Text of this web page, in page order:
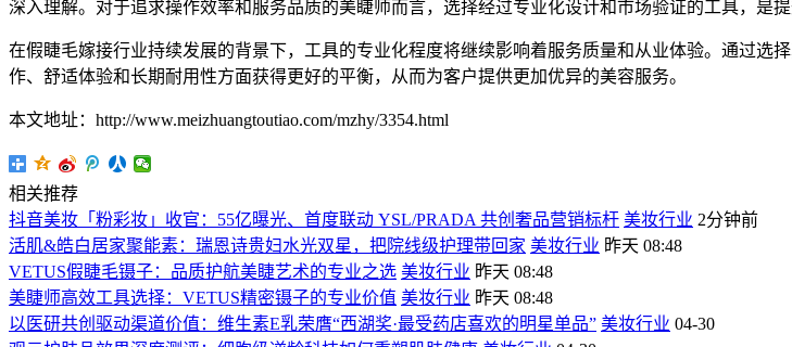
深入理解。对于追求操作效率和服务品质的美睫师而言，选择经过专业化设计和市场验证的工具，是提
在假睫毛嫁接行业持续发展的背景下，工具的专业化程度将继续影响着服务质量和从业体验。通过选
作、舒适体验和长期耐用性方面获得更好的平衡，从而为客户提供更加优异的美容服务。
本文地址：http://www.meizhuangtoutiao.com/mzhy/3354.html
相关推荐
抖音美妆「粉彩妆」收官：55亿曝光、首度联动 YSL/PRADA 共创奢品营销标杆 美妆行业 2分钟前
活肌&皓白居家聚能素：瑞恩诗贵妇水光双星，把院线级护理带回家 美妆行业 昨天 08:48
VETUS假睫毛镊子：品质护航美睫艺术的专业之选 美妆行业 昨天 08:48
美睫师高效工具选择：VETUS精密镊子的专业价值 美妆行业 昨天 08:48
以医研共创驱动渠道价值：维生素E乳荣膺“西湖奖·最受药店喜欢的明星单品” 美妆行业 04-30